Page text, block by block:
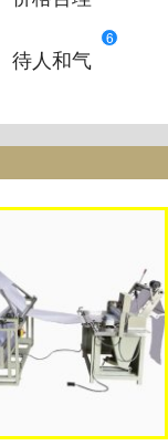
待人和气
6